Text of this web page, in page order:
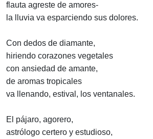
flauta agreste de amores-
la lluvia va esparciendo sus dolores.
Con dedos de diamante,
hiriendo corazones vegetales
con ansiedad de amante,
de aromas tropicales
va llenando, estival, los ventanales.
El pájaro, agorero,
astrólogo certero y estudioso,